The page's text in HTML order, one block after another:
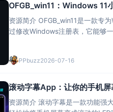
OFGB_win11：Windows 11
资源简介 OFGB_win11是一款专
过修改Windows注册表，它能够
PPbuzz2026-07-16
滚动字幕App：让你的手机
资源简介 滚动字幕是一款功能强大的自动滚